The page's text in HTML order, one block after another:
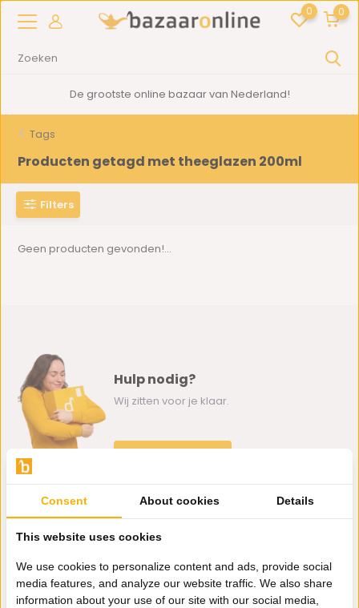
0 0
De grootste online bazaar van Nederland!
Tags
Producten getagd met theeglazen 200ml
Filters
Geen producten gevonden!...
Hulp nodig?
Wij zitten voor je klaar.
klantenservice@bazaaronline.nl
Consent About cookies Details
This website uses cookies
We use cookies to personalize content and ads, provide social
media features, and analyze our website traffic. We also share
information about your use of our site with our social media,